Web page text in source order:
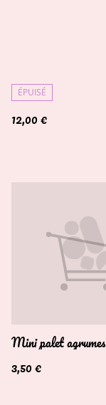
ÉPUISÉ
12,00 €
Mini palet agrumes
3,50 €